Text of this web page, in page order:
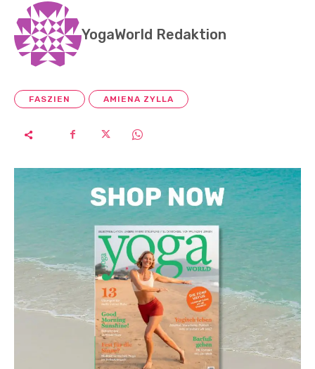
YogaWorld Redaktion
FASZIEN AMIENA ZYLLA